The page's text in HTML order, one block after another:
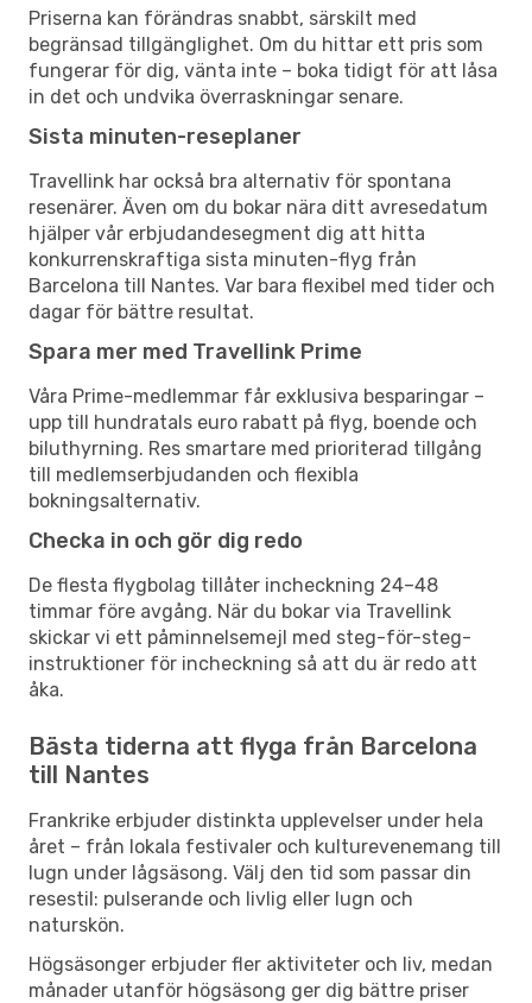
Priserna kan förändras snabbt, särskilt med
begränsad tillgänglighet. Om du hittar ett pris som
fungerar för dig, vänta inte – boka tidigt för att låsa
in det och undvika överraskningar senare.
Sista minuten-reseplaner
Travellink har också bra alternativ för spontana
resenärer. Även om du bokar nära ditt avresedatum
hjälper vår erbjudandesegment dig att hitta
konkurrenskraftiga sista minuten-flyg från
Barcelona till Nantes. Var bara flexibel med tider och
dagar för bättre resultat.
Spara mer med Travellink Prime
Våra Prime-medlemmar får exklusiva besparingar –
upp till hundratals euro rabatt på flyg, boende och
biluthyrning. Res smartare med prioriterad tillgång
till medlemserbjudanden och flexibla
bokningsalternativ.
Checka in och gör dig redo
De flesta flygbolag tillåter incheckning 24–48
timmar före avgång. När du bokar via Travellink
skickar vi ett påminnelsemejl med steg-för-steg-
instruktioner för incheckning så att du är redo att
åka.
Bästa tiderna att flyga från Barcelona
till Nantes
Frankrike erbjuder distinkta upplevelser under hela
året – från lokala festivaler och kulturevenemang till
lugn under lågsäsong. Välj den tid som passar din
resestil: pulserande och livlig eller lugn och
naturskön.
Högsäsonger erbjuder fler aktiviteter och liv, medan
månader utanför högsäsong ger dig bättre priser